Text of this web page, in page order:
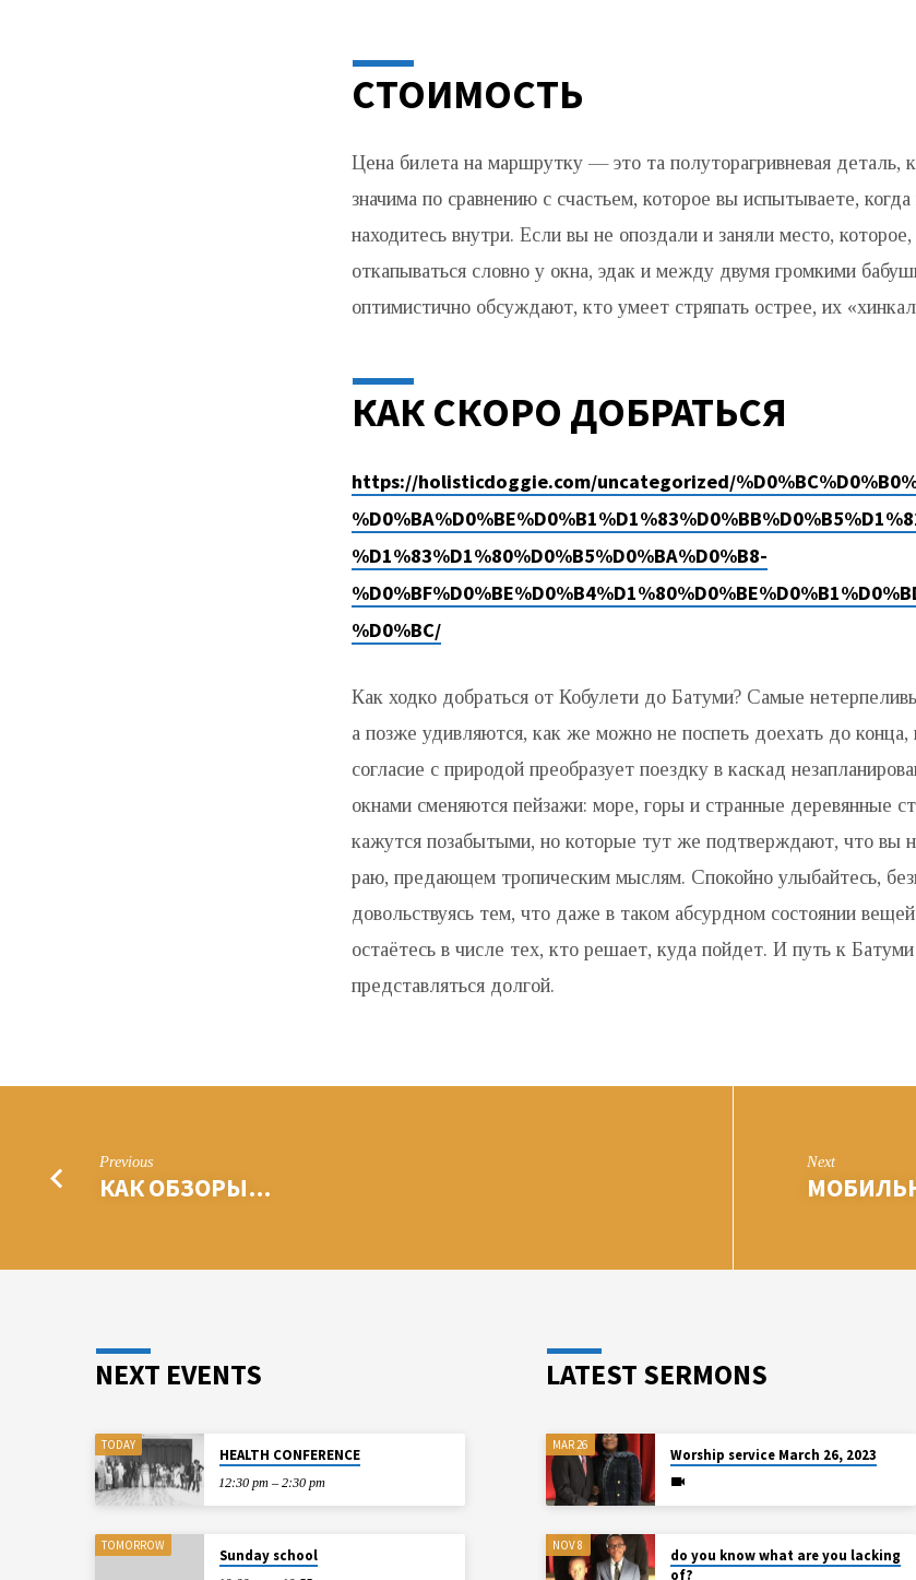
СТОИМОСТЬ
Цена билета на маршрутку — это та полуторагривневая деталь,
значима по сравнению с счастьем, которое вы испытываете,
находитесь внутри. Если вы не опоздали и заняли место,
откапываться словно у окна, эдак и между двумя громкими
оптимистично обсуждают, кто умеет стряпать острее, их
КАК СКОРО ДОБРАТЬСЯ
https://holisticdoggie.com/uncategorized/
%D1%83%D1%80%D0%B5%D0%BA%D0%B8-
%D0%BC/
Как ходко добраться от Кобулети до Батуми? Самые
а позже удивляются, как же можно не поспеть доехать до конца,
согласие с природой преобразует поездку в каскад
окнами сменяются пейзажи: море, горы и странные деревянные
кажутся позабытыми, но которые тут же подтверждают, что вы
раю, предающем тропическим мыслям. Спокойно улыбайтесь,
довольствуясь тем, что даже в таком абсурдном состоянии
остаётесь в числе тех, кто решает, куда пойдет. И путь к
представляться долгой.
Previous
КАК ОБЗОРЫ…
Next
NEXT EVENTS
TODAY
HEALTH CONFERENCE
12:30 pm – 2:30 pm
TOMORROW
Sunday school
LATEST SERMONS
MAR 26
Worship service March 26, 2023
NOV 8
do you know what are you lacking
of?